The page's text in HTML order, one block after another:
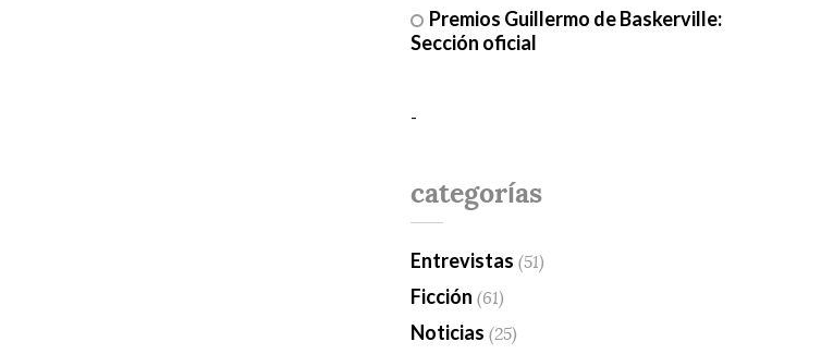
Premios Guillermo de Baskerville:
Sección oficial
-
categorías
Entrevistas (51)
Ficción (61)
Noticias (25)